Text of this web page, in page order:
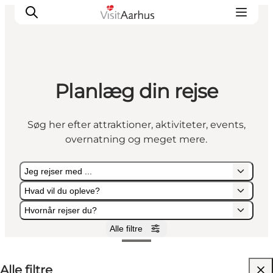
Oplevelser
Kalender
Byer og steder
Transport
Planlæg din rejse
Søg her efter attraktioner, aktiviteter, events,
overnatning og meget mere.
Jeg rejser med ...
Hvad vil du opleve?
Hvornår rejser du?
Alle filtre
Jeg rejser med ...
Hvad vil du opleve?
Hvornår rejser du?
Alle filtre